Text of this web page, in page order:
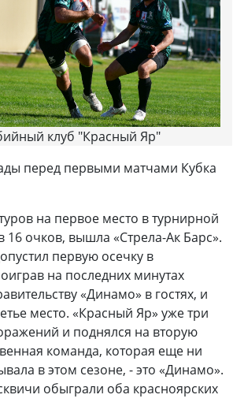
клуб "Красный Яр"
перед первыми матчами Кубка
на первое место в турнирной
16 очков, вышла «Стрела-Ак Барс».
первую осечку в
на последних минутах
«Динамо» в гостях, и
место. «Красный Яр» уже три
и поднялся на вторую
команда, которая еще ни
в этом сезоне, - это «Динамо».
обыграли оба красноярских